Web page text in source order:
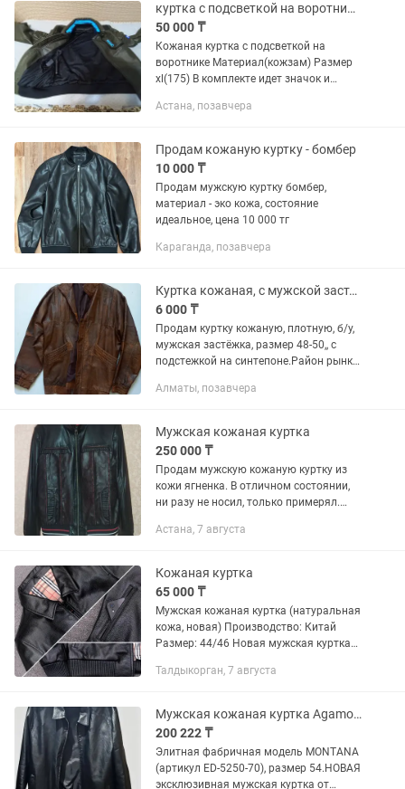
куртка с подсветкой на воротнике кожаная(кожзам) (cyberpunk 2077)
50 000 ₸
Кожаная куртка с подсветкой на
воротнике Материал(кожзам) Размер
xl(175) В комплекте идет значок и
Астана, позавчера
Продам кожаную куртку - бомбер
10 000 ₸
Продам мужскую куртку бомбер,
материал - эко кожа, состояние
идеальное, цена 10 000 тг
Караганда, позавчера
Куртка кожаная, с мужской застёжкой, б/у, 4-50 размер
6 000 ₸
Продам куртку кожаную, плотную, б/у,
мужская застёжка, размер 48-50,, с
подстежкой на синтепоне.Район рынка
Алматы, позавчера
Мужская кожаная куртка
250 000 ₸
Продам мужскую кожаную куртку из
кожи ягненка. В отличном состоянии,
ни разу не носил, только примерял.
Производство Турция. Размер 48.
Астана, 7 августа
Кожаная куртка
65 000 ₸
Мужская кожаная куртка (натуральная
кожа, новая) Производство: Китай
Размер: 44/46 Новая мужская куртка
Классический черный цвет, аккуратный
Талдыкорган, 7 августа
Мужская кожаная куртка Agamoda Montana (Новая, Турция)
200 222 ₸
Элитная фабричная модель MONTANA
(артикул ED-5250-70), размер 54.НОВАЯ
эксклюзивная мужская куртка от